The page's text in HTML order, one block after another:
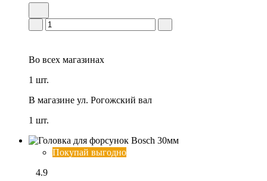
Во всех магазинах
1 шт.
В магазине ул. Рогожский вал
1 шт.
Покупай выгодно
4.9